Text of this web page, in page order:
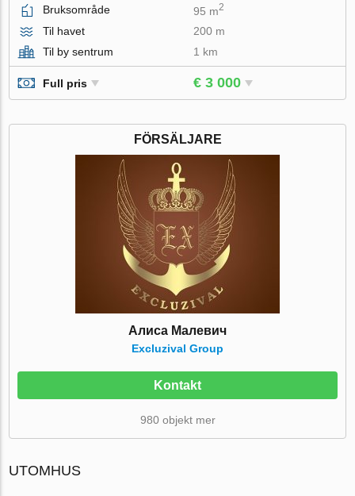
Bruksområde
95 m2
Til havet
200 m
Til by sentrum
1 km
Full pris € 3 000
FÖRSÄLJARE
Алиса Малевич
Excluzival Group
Kontakt
980 objekt mer
UTOMHUS